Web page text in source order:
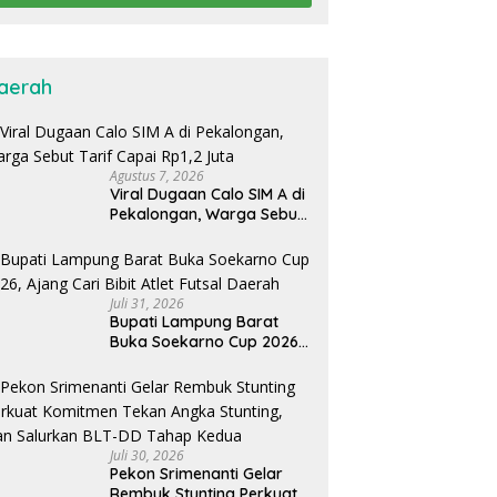
Agustus 7, 2026
Viral Dugaan Calo SIM A di
Pekalongan, Warga Sebut
Juli 31, 2026
Bupati Lampung Barat
Buka Soekarno Cup 2026,
Daerah
Juli 30, 2026
Pekon Srimenanti Gelar